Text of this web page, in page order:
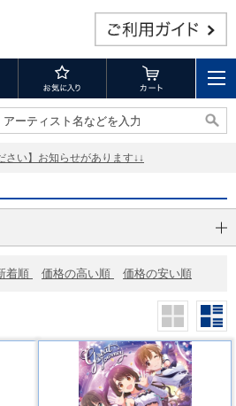
アーティスト名などを入力
アーティスト名などを入力
さい】お知らせがあります↓↓
着順 価格の高い順 価格の安い順